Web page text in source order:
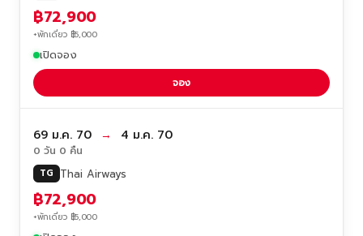
฿72,900
+พักเดี่ยว ฿5,000
เปิดจอง
จอง
69 ม.ค. 70 → 4 ม.ค. 70
0 วัน 0 คืน
TG Thai Airways
฿72,900
+พักเดี่ยว ฿5,000